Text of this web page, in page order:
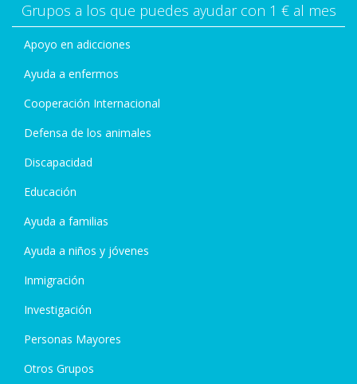
Grupos a los que puedes ayudar con 1 € al mes
Apoyo en adicciones
Ayuda a enfermos
Cooperación Internacional
Defensa de los animales
Discapacidad
Educación
Ayuda a familias
Ayuda a niños y jóvenes
Inmigración
Investigación
Personas Mayores
Otros Grupos